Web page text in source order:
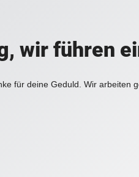
wir führen
für deine Geduld. Wir arbeiten